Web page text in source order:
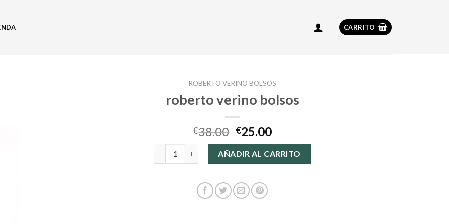
CARRITO
ROBERTO VERINO BOLSOS
roberto verino bolsos
€38.00 €25.00
roberto verino bolsos cantidadAÑADIR AL CARRITO